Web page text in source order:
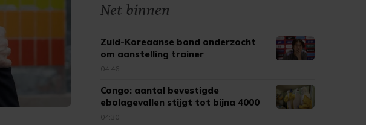
Net binnen
Zuid-Koreaanse bond onderzocht
om aanstelling trainer
04:46
Congo: aantal bevestigde
ebolagevallen stijgt tot bijna 4000
04:30